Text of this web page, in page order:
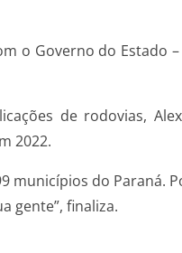
o Governo do Estado
de rodovias,
2022.
municípios do Paraná.
gente”, finaliza.